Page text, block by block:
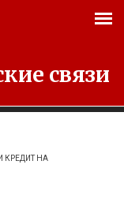
связи
КРЕДИТ НА